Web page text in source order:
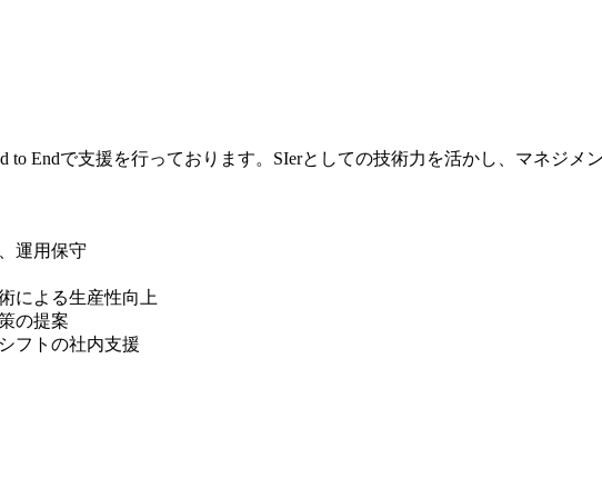
Endで支援を行っております。SIerとしての技術力を活かし、マネジメ
運用保守
による生産性向上
の提案
フトの社内支援